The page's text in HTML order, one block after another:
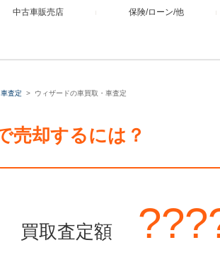
中古車販売店 保険/ローン/他
査定 ウィザードの車買取・車査定
売却するには？
買取査定額